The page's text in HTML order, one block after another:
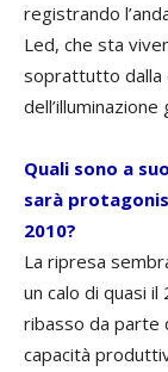
registrando
Led, che sta
soprattutto dalla
dell’illuminazione
Quali sono a
sarà
2010?
La ripresa
un calo di quasi
ribasso da parte
capacità